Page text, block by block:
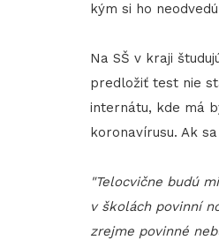
kým si ho
Na SŠ v kraji
predložiť test nie
internátu, kde má
koronavírusu. Ak
"Telocvične budú
v školách povinní
zrejme povinné